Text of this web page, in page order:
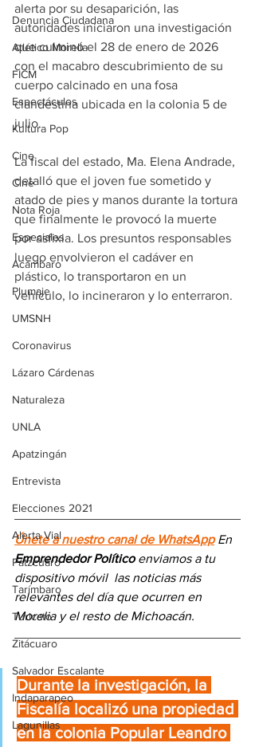
Denuncia Ciudadana
Atlético Morelia
FICM
Espectáculos
Kultura Pop
Cine
Cine
Nota Roja
Especiales
Acámbaro
Plumaje
UMSNH
Coronavirus
Lázaro Cárdenas
Naturaleza
UNLA
Apatzingán
Entrevista
Elecciones 2021
Alerta Vial
Pátzcuaro
Tarímbaro
Turicato
Zitácuaro
Salvador Escalante
Indaparapeo
Lagunillas
alerta por su desaparición, las
autoridades iniciaron una investigación
que culminó el 28 de enero de 2026
con el macabro descubrimiento de su
cuerpo calcinado en una fosa
clandestina ubicada en la colonia 5 de
julio.
La fiscal del estado, Ma. Elena Andrade,
detalló que el joven fue sometido y
atado de pies y manos durante la tortura
que finalmente le provocó la muerte
por asfixia. Los presuntos responsables
luego envolvieron el cadáver en
plástico, lo transportaron en un
vehículo, lo incineraron y lo enterraron.
Únete a nuestro canal de WhatsApp En
Emprendedor Político enviamos a tu
dispositivo móvil las noticias más
relevantes del día que ocurren en
Morelia y el resto de Michoacán.
Durante la investigación, la
Fiscalía localizó una propiedad
en la colonia Popular Leandro